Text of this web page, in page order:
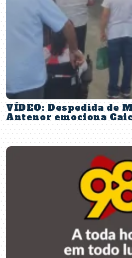
VÍDEO: Despedida de
Antenor emociona